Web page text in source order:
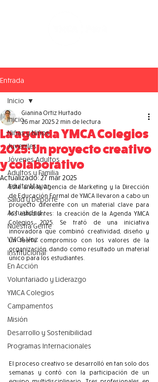
Entrada
Inicio
Niñas y Niños
Juveniles
Jóvenes Adultos
Adultos y Familia
Adulto Mayor
Salud y Deporte
Actualidad
Nuestra Gente
YMCA Voz
Institucional
En Acción
Voluntariado y Liderazgo
YMCA Colegios
Campamentos
Misión
Desarrollo y Sostenibilidad
Programas Internacionales
Inicio
La agenda YMCA Colegios
2025: Un proyecto creativo
y colaborativo
Gianina Ortiz Hurtado
26 mar 2025 2 min de lectura
Actualizado:27 mar 2025
Este año, la Agencia de Marketing y la Dirección
de Educación Formal de YMCA llevaron a cabo un
proyecto diferente con un material clave para
los estudiantes: la creación de la Agenda YMCA
Colegios 2025. Se trató de una iniciativa
innovadora que combinó creatividad, diseño y
un fuerte compromiso con los valores de la
organización, dando como resultado un material
único para los estudiantes.
El proceso creativo se desarrolló en tan solo dos
semanas y contó con la participación de un